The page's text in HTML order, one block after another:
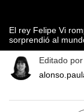
El rey Felipe Vi
sorprendió al
Editado por